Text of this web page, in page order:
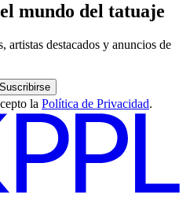
mundo del tatuaje
artistas destacados y anuncios de
Suscribirse
la Política de Privacidad.